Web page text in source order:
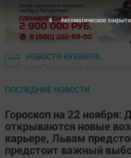
НОВОСТИ КУКМОРА
ПОСЛЕДНИЕ НОВОСТИ
Гороскоп на 22 ноября:
открываются новые
карьере, Львам
предстоит важный
2 Автоматическое